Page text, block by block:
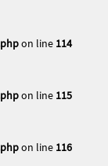
on line 114
on line 115
on line 116